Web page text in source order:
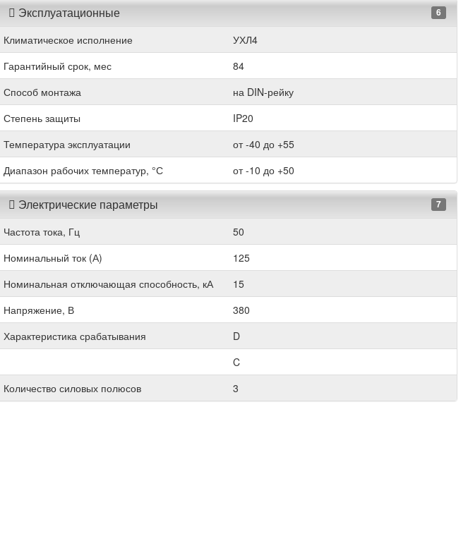
Эксплуатационные 6
Климатическое исполнение
УХЛ4
Гарантийный срок, мес
84
Способ монтажа
на DIN-рейку
Степень защиты
IP20
Температура эксплуатации
от -40 до +55
Диапазон рабочих температур, °С
от -10 до +50
Электрические параметры 7
Частота тока, Гц
50
Номинальный ток (А)
125
Номинальная отключающая способность, кА
15
Напряжение, В
380
Характеристика срабатывания
D
C
Количество силовых полюсов
3